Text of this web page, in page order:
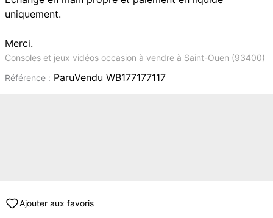
uniquement.
Merci.
Consoles et jeux vidéos occasion à vendre à Saint-Ouen (93400)
Référence : ParuVendu WB177177117
Ajouter aux favoris